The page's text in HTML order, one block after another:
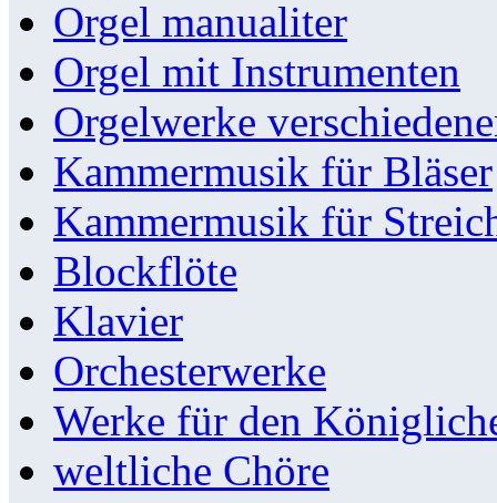
Orgel manualiter
Orgel mit Instrumenten
Orgelwerke
Kammermusik für Bläser
Kammermusik für
Blockflöte
Klavier
Orchesterwerke
Werke für den
weltliche Chöre